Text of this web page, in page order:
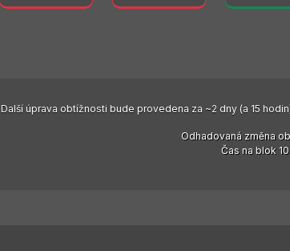
Další úprava obtížnosti bude provedena za ~2 dny (a 15
Odhadovaná změna
Čas na blok